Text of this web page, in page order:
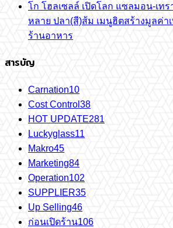
โก โฮลเซลล์ เปิดโลก แซลมอน-เท
หลาย ปลา(สี)ส้ม เมนูฮิตสร้างมูลค่า
ร้านอาหาร
สารบัญ
Carnation10
Cost Control 38
HOT UPDATE281
Luckyglass11
Makro45
Marketing84
Operation102
SUPPLIER35
Up Selling46
ก่อนเปิดร้าน106